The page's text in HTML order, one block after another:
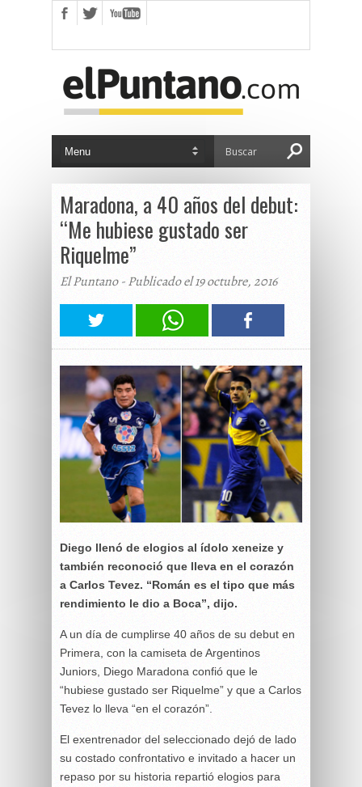
Maradona, a 40 años del debut:
“Me hubiese gustado ser
Riquelme”
El Puntano - Publicado el 19 octubre, 2016
Diego llenó de elogios al ídolo xeneize y
también reconoció que lleva en el corazón
a Carlos Tevez. “Román es el tipo que más
rendimiento le dio a Boca”, dijo.
A un día de cumplirse 40 años de su debut en
Primera, con la camiseta de Argentinos
Juniors, Diego Maradona confió que le
“hubiese gustado ser Riquelme” y que a Carlos
Tevez lo lleva “en el corazón”.
El exentrenador del seleccionado dejó de lado
su costado confrontativo e invitado a hacer un
repaso por su historia repartió elogios para